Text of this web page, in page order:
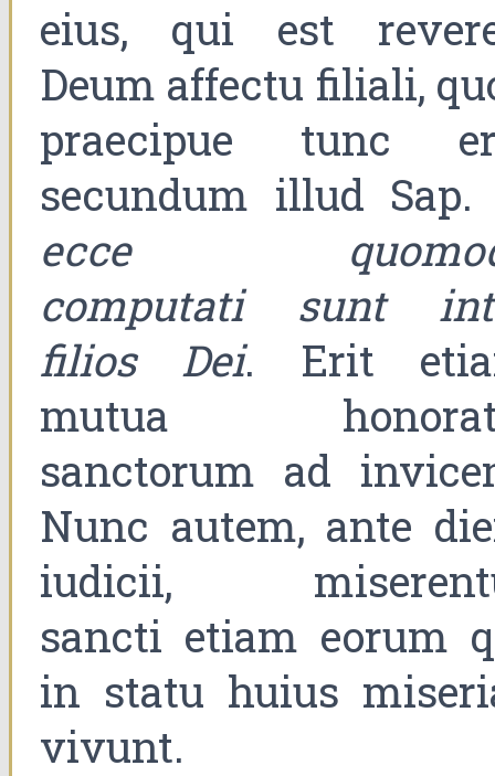
eius, qui est
Deum affectu filiali,
praecipue tunc
secundum illud Sap.
ecce
computati sunt
filios Dei. Erit
mutua
sanctorum ad
Nunc autem, ante
iudicii,
sancti etiam eorum
in statu huius
vivunt.